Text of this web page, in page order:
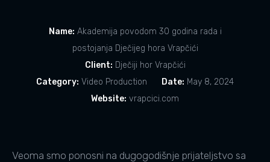
Name: Akademija povodom 30 godina rada i
postojanja Dječijeg hora Vrapčići
Client: Dječiji hor Vrapčići
Category: Video Production Date: May 8, 2024
Website: vrapcici.com
Veoma smo ponosni na dugogodišnje prijateljstvo sa